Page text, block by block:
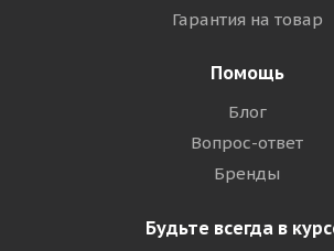
Гарантия на товар
Помощь
Блог
Вопрос-ответ
Бренды
Будьте всегда в